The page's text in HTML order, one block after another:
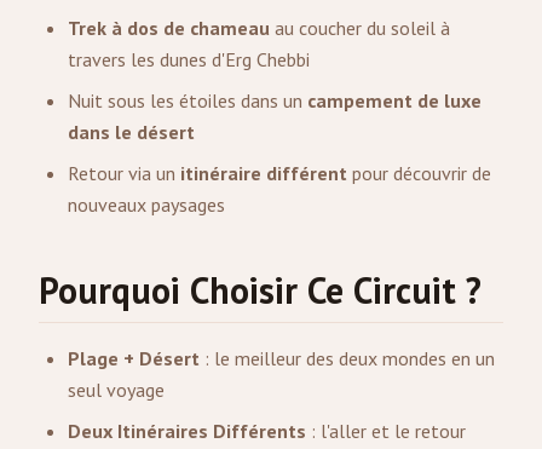
Trek à dos de chameau au coucher du soleil à
travers les dunes d'Erg Chebbi
Nuit sous les étoiles dans un campement de luxe
dans le désert
Retour via un itinéraire différent pour découvrir de
nouveaux paysages
Pourquoi Choisir Ce Circuit ?
Plage + Désert : le meilleur des deux mondes en un
seul voyage
Deux Itinéraires Différents : l'aller et le retour